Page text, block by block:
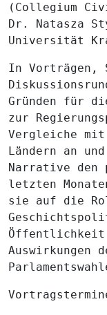
(Collegium
Dr. Natasza
Universität
In Vorträgen,
Gründen für
zur
Vergleiche mit
Ländern an
Narrative den
letzten
sie auf die
Auswirkungen